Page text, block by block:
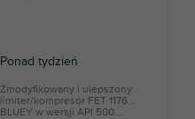
Ponad tydzień
Zmodyfikowany i ulepszony
limiter/kompresor FET 1176
BLUEY w wersji API 500....